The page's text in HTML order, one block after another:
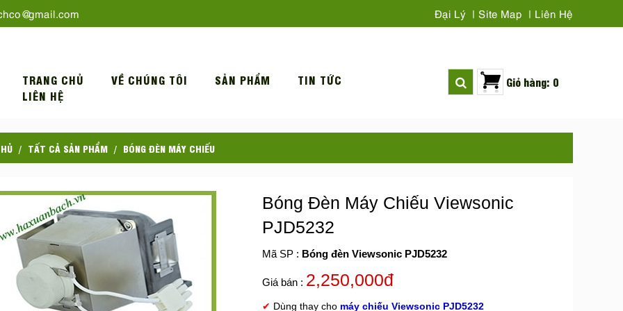
Đại Lý Site Map Liên Hệ
TRANG CHỦ VỀ CHÚNG TÔI SẢN PHẨM
TIN TỨC
LIÊN HỆ
Giỏ hàng: 0
TẤT CẢ SẢN PHẨM BÓNG ĐÈN MÁY CHIẾU
Bóng Đèn Máy Chiếu Viewsonic
PJD5232
Mã SP : Bóng đèn Viewsonic PJD5232
Giá bán : 2,250,000đ
✔ Dùng thay cho máy chiếu Viewsonic PJD5232